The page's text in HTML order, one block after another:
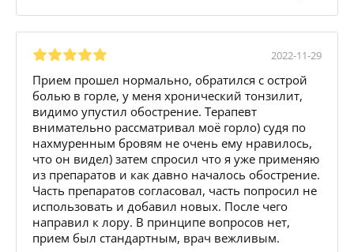
2022-11-29
Прием прошел нормально, обратился с острой
болью в горле, у меня хронический тонзилит,
видимо упустил обострение. Терапевт
внимательно рассматривал моё горло) судя по
нахмуренным бровям не очень ему нравилось,
что он видел) затем спросил что я уже применяю
из препаратов и как давно началось обострение.
Часть препаратов согласовал, часть попросил не
использовать и добавил новых. После чего
направил к лору. В принципе вопросов нет,
прием был стандартным, врач вежливым.